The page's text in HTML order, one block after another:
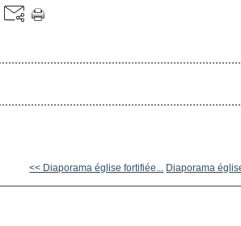
<< Diaporama église fortifiée... Diaporama